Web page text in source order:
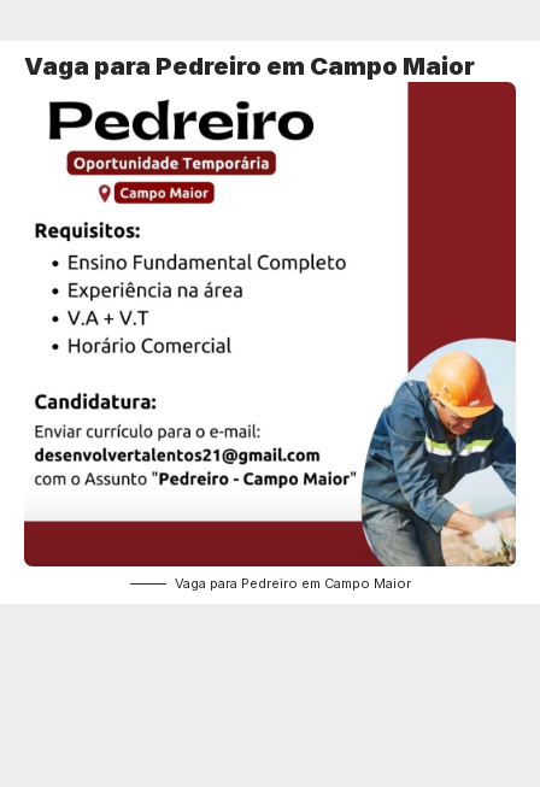
Vaga para Pedreiro em Campo Maior
Vaga para Pedreiro em Campo Maior